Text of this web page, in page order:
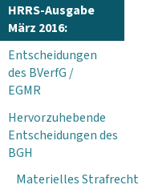
HRRS-Ausgabe
März 2016:
Entscheidungen
des BVerfG /
EGMR
Hervorzuhebende
Entscheidungen des
BGH
Materielles Strafrecht